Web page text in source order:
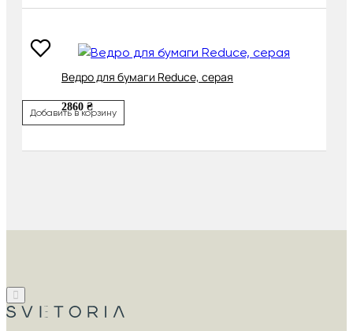
Ведро для бумаги Reduce, серая
2860 ₴
Добавить в корзину